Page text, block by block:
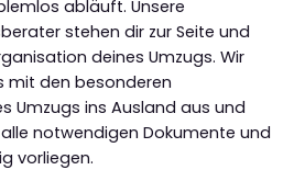
abläuft. Unsere
stehen dir zur Seite und
deines Umzugs. Wir
mit den besonderen
Umzugs ins Ausland aus und
notwendigen Dokumente und
vorliegen.